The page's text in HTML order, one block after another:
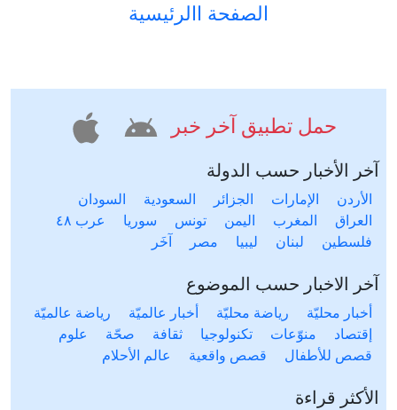
الصفحة االرئيسية
حمل تطبيق آخر خبر
آخر الأخبار حسب الدولة
الأردن الإمارات الجزائر السعودية
السودان
العراق
المغرب اليمن تونس سوريا
عرب ٤٨
فلسطين
لبنان ليبيا مصر آخَر
آخر الاخبار حسب الموضوع
أخبار محليّة رياضة محليّة أخبار عالميّة
رياضة عالميّة
إقتصاد
منوّعات تكنولوجيا ثقافة صحّة
علوم
قصص للأطفال
قصص واقعية عالم الأحلام
الأكثر قراءة